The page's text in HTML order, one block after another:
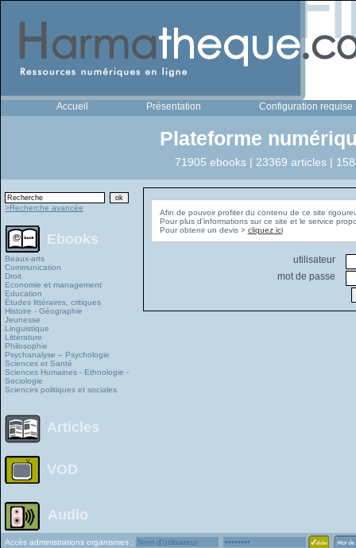
Accueil Présentation Configuration requise
Plateforme
71905 ebooks | 23369 articles |
>Recherche avancée
Ebooks
Beaux-arts
Communication
Droit
Economie et management
Education
Études littéraires, critiques
Histoire - Géographie
Jeunesse
Linguistique
Littérature
Philosophie
Psychanalyse – Psychologie
Sciences et Santé
Sciences Humaines - Ethnologie -
Sociologie
Sciences politiques et sociales
Articles
VOD
Audio
Afin de pouvoir profiter du contenu de ce site
Pour plus d'informations sur ce site et le service
Pour obtenir un devis > cliquez ici
utilisateur
mot de passe
Accès administrations organismes :